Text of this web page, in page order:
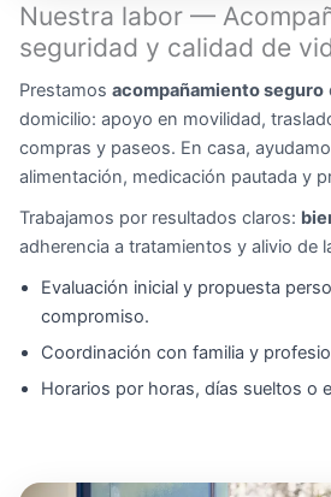
Nuestra labor —
seguridad y calidad de
Prestamos acompañamiento seguro
domicilio: apoyo en movilidad,
compras y paseos. En casa,
alimentación, medicación pautada y
Trabajamos por resultados claros:
adherencia a tratamientos y alivio de
Evaluación inicial y propuesta
compromiso.
Coordinación con familia y
Horarios por horas, días sueltos o